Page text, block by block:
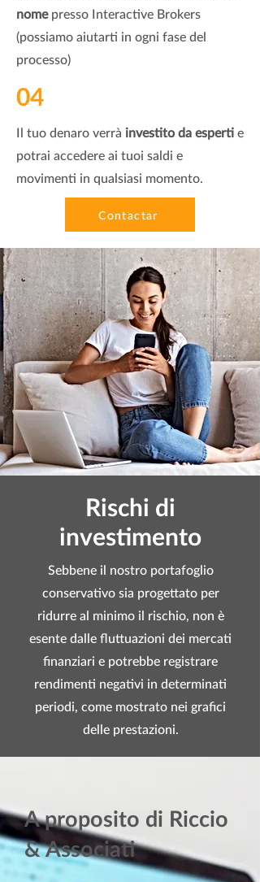
nomepresso Interactive Brokers
(possiamo aiutarti in ogni fase del
processo)
04
Il tuo denaro verrà investito da esperti e
potrai accedere ai tuoi saldi e
movimenti in qualsiasi momento.
Contactar
Rischi di
investimento
Sebbene il nostro portafoglio
conservativo sia progettato per
ridurre al minimo il rischio, non è
esente dalle fluttuazioni dei mercati
finanziari e potrebbe registrare
rendimenti negativi in determinati
periodi, come mostrato nei grafici
delle prestazioni.
A proposito di Riccio
& Associati